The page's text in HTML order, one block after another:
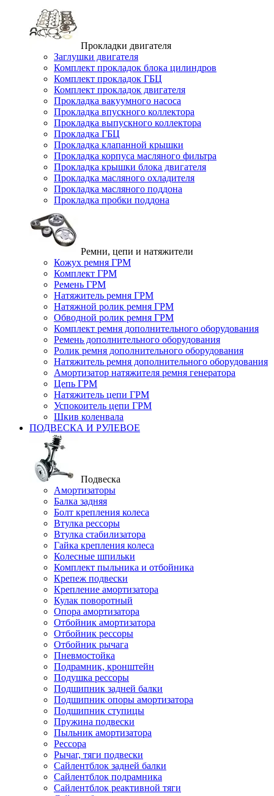
Прокладки двигателя
Заглушки двигателя
Комплект прокладок блока цилиндров
Комплект прокладок ГБЦ
Комплект прокладок двигателя
Прокладка вакуумного насоса
Прокладка впускного коллектора
Прокладка выпускного коллектора
Прокладка ГБЦ
Прокладка клапанной крышки
Прокладка корпуса масляного фильтра
Прокладка крышки блока двигателя
Прокладка масляного охладителя
Прокладка масляного поддона
Прокладка пробки поддона
Ремни, цепи и натяжители
Кожух ремня ГРМ
Комплект ГРМ
Ремень ГРМ
Натяжитель ремня ГРМ
Натяжной ролик ремня ГРМ
Обводной ролик ремня ГРМ
Комплект ремня дополнительного оборудования
Ремень дополнительного оборудования
Ролик ремня дополнительного оборудования
Натяжитель ремня дополнительного оборудования
Амортизатор натяжителя ремня генератора
Цепь ГРМ
Натяжитель цепи ГРМ
Успокоитель цепи ГРМ
Шкив коленвала
ПОДВЕСКА И РУЛЕВОЕ
Подвеска
Амортизаторы
Балка задняя
Болт крепления колеса
Втулка рессоры
Втулка стабилизатора
Гайка крепления колеса
Колесные шпильки
Комплект пыльника и отбойника
Крепеж подвески
Крепление амортизатора
Кулак поворотный
Опора амортизатора
Отбойник амортизатора
Отбойник рессоры
Отбойник рычага
Пневмостойка
Подрамник, кронштейн
Подушка рессоры
Подшипник задней балки
Подшипник опоры амортизатора
Подшипник ступицы
Пружина подвески
Пыльник амортизатора
Рессора
Рычаг, тяги подвески
Сайлентблок задней балки
Сайлентблок подрамника
Сайлентблок реактивной тяги